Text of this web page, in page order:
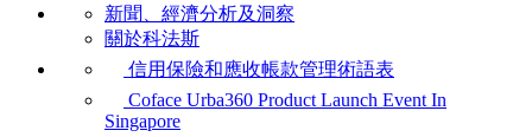
新聞、經濟分析及洞察
關於科法斯
信用保險和應收帳款管理術語表
Coface Urba360 Product Launch Event In
Singapore